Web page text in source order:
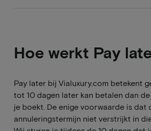
Hoe werkt Pay
Pay later bij Vialuxury.com betekent
tot 10 dagen later kan betalen dan
je boekt. De enige voorwaarde is dat
annuleringstermijn niet verstrijkt in